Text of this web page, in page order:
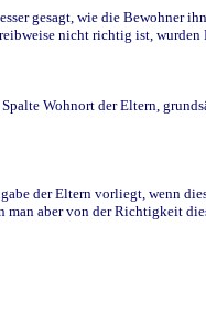
gesagt, wie die Bewohner
nicht richtig ist, wurden
Wohnort der Eltern,
der Eltern vorliegt, wenn
aber von der Richtigkeit